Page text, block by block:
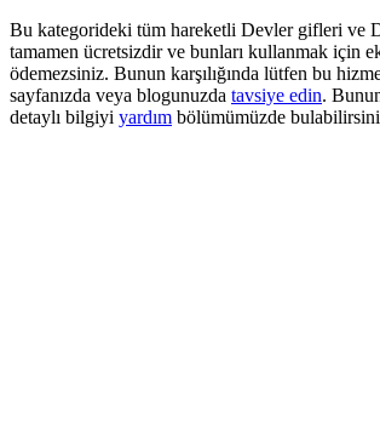
Bu kategorideki tüm hareketli Devler gifleri ve
tamamen ücretsizdir ve bunları kullanmak için
ödemezsiniz. Bunun karşılığında lütfen bu
sayfanızda veya blogunuzda tavsiye edin.
detaylı bilgiyi yardım bölümümüzde